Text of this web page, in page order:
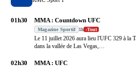
01h30 MMA : Countdown UFC
Magazine Sportif 1h -Tout
Le 11 juillet 2026 aura lieu l'UFC 329 à la
dans la vallée de Las Vegas,…
02h30 MMA : UFC